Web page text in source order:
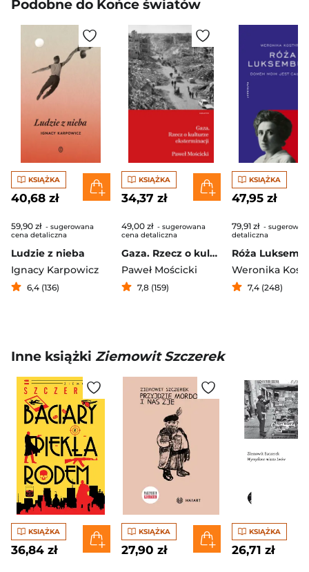
Podobne do Końce światów
KSIĄŻKA
40,68 zł
59,90 zł - sugerowana
cena detaliczna
Ludzie z nieba
Ignacy Karpowicz
6,4 (136)
KSIĄŻKA
34,37 zł
49,00 zł - sugerowana
cena detaliczna
Gaza. Rzecz o kulturze eksterminacji
Paweł Mościcki
7,8 (159)
KSIĄŻKA
47,95 zł
79,91 zł -
detaliczna
Weronika
7,4 (248)
Inne książki Ziemowit Szczerek
KSIĄŻKA
36,84 zł
KSIĄŻKA
27,90 zł
KSIĄŻKA
26,71 zł